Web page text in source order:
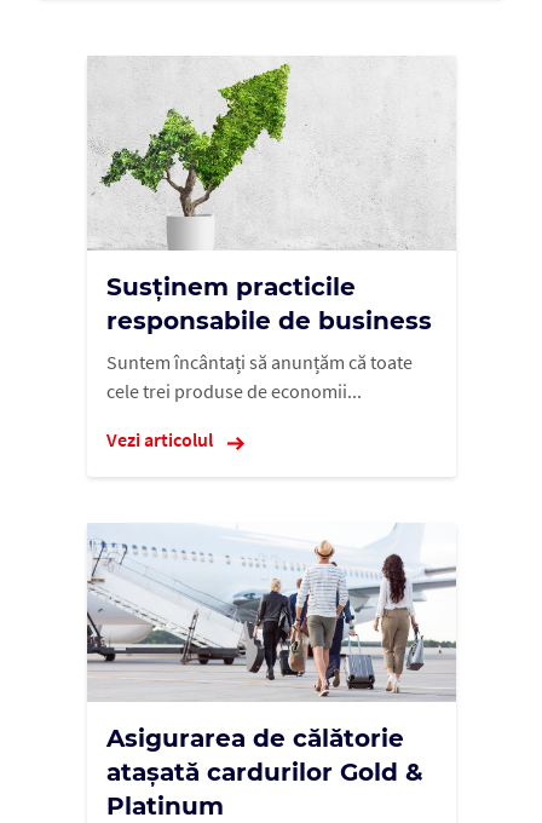
Susținem practicile
responsabile de business
Suntem încântați să anunțăm că toate
cele trei produse de economii...
Vezi articolul
Asigurarea de călătorie
atașată cardurilor Gold &
Platinum